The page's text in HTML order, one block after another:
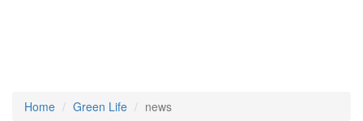
Home Green Life news